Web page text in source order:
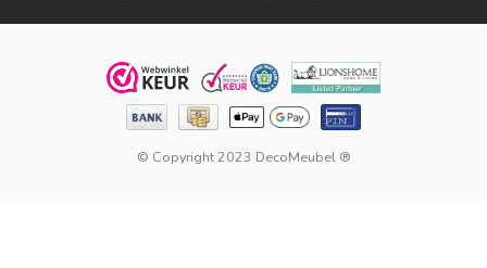
© Copyright 2023 DecoMeubel ®